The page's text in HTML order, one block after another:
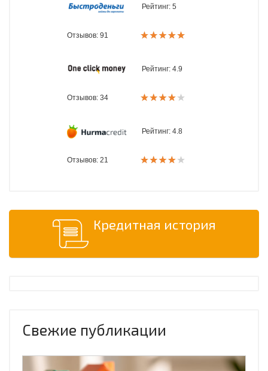
Рейтинг: 5
Отзывов: 91
Рейтинг: 4.9
Отзывов: 34
Рейтинг: 4.8
Отзывов: 21
Кредитная история
Свежие публикации